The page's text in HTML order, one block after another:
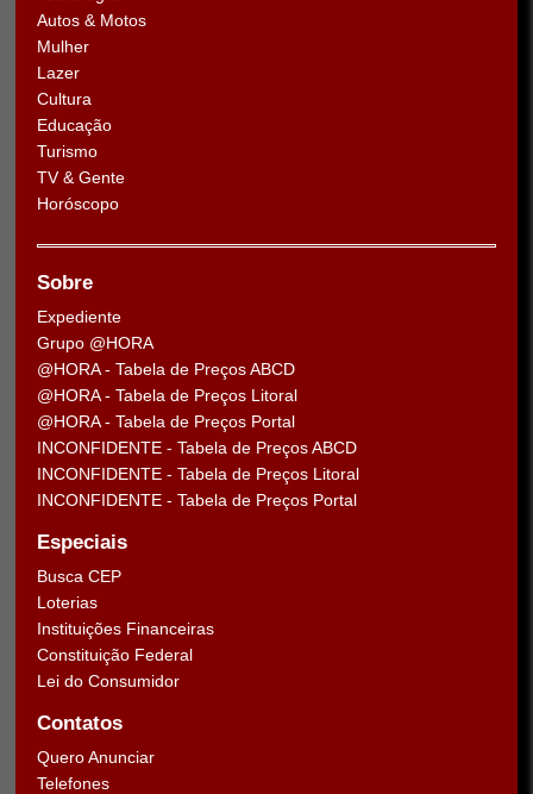
Autos & Motos
Mulher
Lazer
Cultura
Educação
Turismo
TV & Gente
Horóscopo
Sobre
Expediente
Grupo @HORA
@HORA - Tabela de Preços ABCD
@HORA - Tabela de Preços Litoral
@HORA - Tabela de Preços Portal
INCONFIDENTE - Tabela de Preços ABCD
INCONFIDENTE - Tabela de Preços Litoral
INCONFIDENTE - Tabela de Preços Portal
Especiais
Busca CEP
Loterias
Instituições Financeiras
Constituição Federal
Lei do Consumidor
Contatos
Quero Anunciar
Telefones